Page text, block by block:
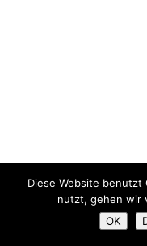
Diese Website benutzt
nutzt, gehen wir
OK